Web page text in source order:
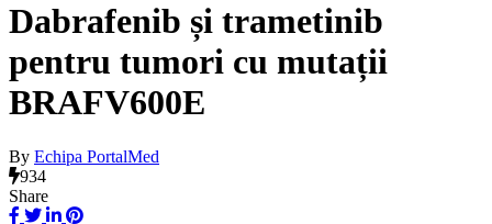
Dabrafenib și trametinib
pentru tumori cu mutații
BRAFV600E
By Echipa PortalMed
934
Share